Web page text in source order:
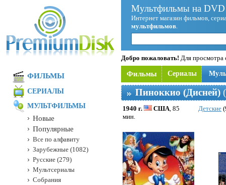
Мультфильмы на
Интернет магазин фильмов,
мультфильмов.
Добро пожаловать! Для просмотра
Фильмы Сериалы
Пиноккио (Дисней)
1940 г. США, 85
мин.
Детские
ФИЛЬМЫ
СЕРИАЛЫ
МУЛЬТФИЛЬМЫ
Новые
Популярные
Все по алфавиту
Зарубежные (1082)
Русские (279)
Мультсериалы
Собрания